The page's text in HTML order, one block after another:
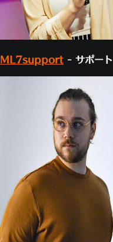
ML7support - サポート